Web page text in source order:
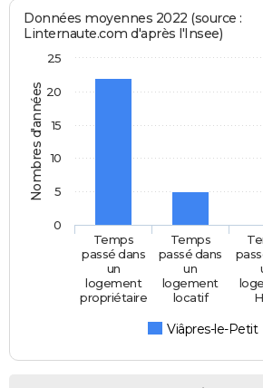
Nombres d'années
Données moyennes 2022 (source :
Linternaute.com d'après l'Insee)
Viâpres-le-Petit
Temps
passé dans
un
logement
propriétaire
Temps
passé dans
un
logement
locatif
0
5
10
15
20
25